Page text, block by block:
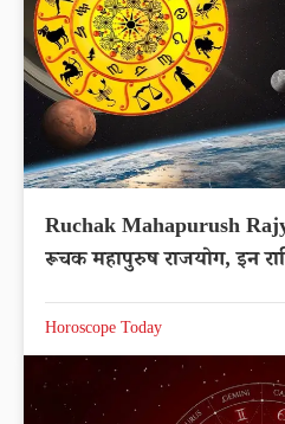
Ruchak Mahapurush
रूचक महापुरुष राजयोग, इन
Horoscope Today